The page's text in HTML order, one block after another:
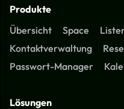
Produkte
Übersicht
Space
Kontaktverwaltung
Passwort-Manager
Lösungen